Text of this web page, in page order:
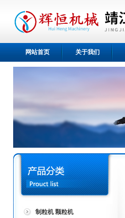
网站首页 关于我们
制粒机 颗粒机